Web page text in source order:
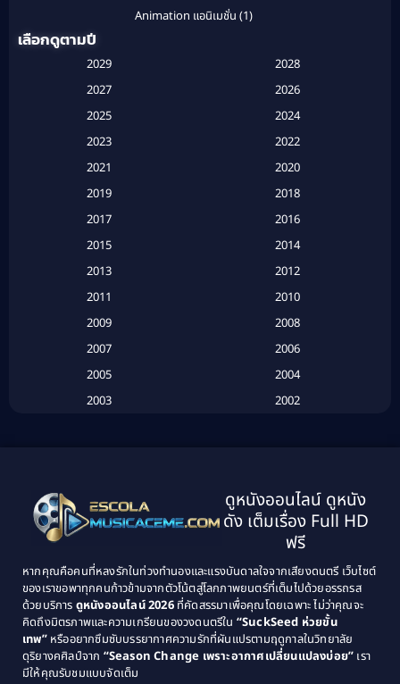
Animation แอนิเมชั่น (1)
Based on a True Story สร้างจากเรื่องจริง(2)
Based on a True Story เรื่องจริง (20)
Based on a True Story เรื่องจริง (16)
(134)
Classic หนังคลาสสิก(21)
Classic หนังคลาสสิก(25)
Comedy ตลก(46)
Comedy ตลก(515)
เลือกดูตามปี
2029
2028
2027
2026
2025
2024
2023
2022
2021
2020
2019
2018
2017
2016
2015
2014
2013
2012
2011
2010
2009
2008
2007
2006
2005
2004
2003
2002
1995
1994
1993
1992
1989
1988
1987
1986
1985
1984
1983
1982
ดูหนังออนไลน์ ดูหนัง
ดัง เต็มเรื่อง Full HD
ฟรี
หากคุณคือคนที่หลงรักในท่วงทำนองและแรงบันดาลใจจากเสียงดนตรี เว็บไซต์
ของเราขอพาทุกคนก้าวข้ามจากตัวโน้ตสู่โลกภาพยนตร์ที่เต็มไปด้วยอรรถรส
ด้วยบริการ ดูหนังออนไลน์ 2026ที่คัดสรรมาเพื่อคุณโดยเฉพาะ ไม่ว่าคุณจะ
คิดถึงมิตรภาพและความเกรียนของวงดนตรีใน “SuckSeed ห่วยขั้น
เทพ”หรืออยากซึมซับบรรยากาศความรักที่ผันแปรตามฤดูกาลในวิทยาลัย
ดุริยางคศิลป์จาก “Season Change เพราะอากาศเปลี่ยนแปลงบ่อย” เรา
มีให้คุณรับชมแบบจัดเต็ม